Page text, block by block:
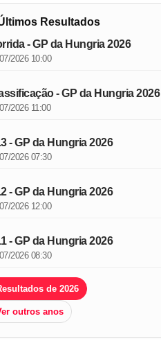
Resultados
- GP da Hungria 2026
2026 10:00
- GP da Hungria 2026
2026 11:00
- GP da Hungria 2026
2026 07:30
- GP da Hungria 2026
2026 12:00
- GP da Hungria 2026
2026 08:30
de 2026
outros anos